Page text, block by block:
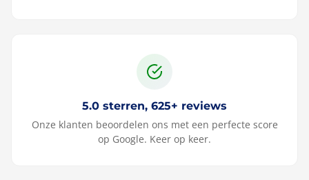
5.0 sterren, 625+ reviews
Onze klanten beoordelen ons met een perfecte score
op Google. Keer op keer.